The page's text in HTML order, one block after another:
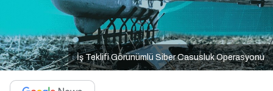
İş Teklifi Görünümlü Siber Casusluk Operasyonu